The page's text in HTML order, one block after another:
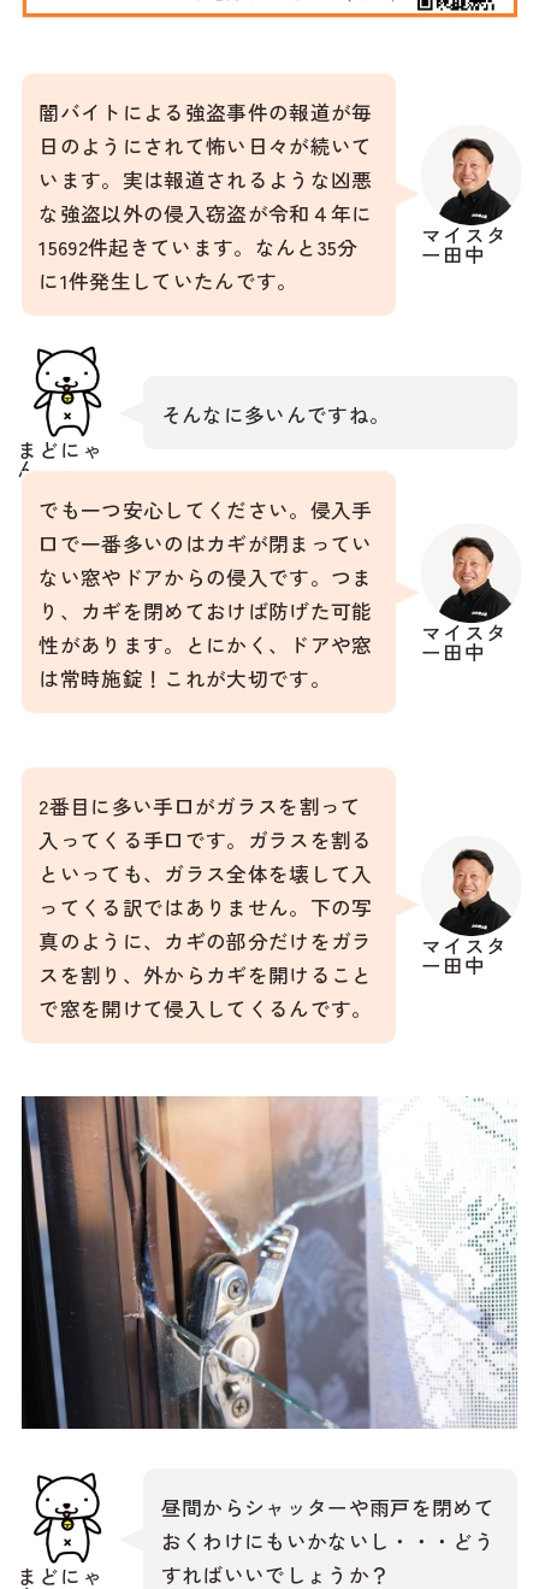
マイスタ
ー田中
闇バイトによる強盗事件の報道が毎
日のようにされて怖い日々が続いて
います。実は報道されるような凶悪
な強盗以外の侵入窃盗が令和４年に
15692件起きています。なんと35分
に1件発生していたんです。
まどにゃ
ん
そんなに多いんですね。
マイスタ
ー田中
でも一つ安心してください。侵入手
口で一番多いのはカギが閉まってい
ない窓やドアからの侵入です。つま
り、カギを閉めておけば防げた可能
性があります。とにかく、ドアや窓
は常時施錠！これが大切です。
マイスタ
ー田中
2番目に多い手口がガラスを割って
入ってくる手口です。ガラスを割る
といっても、ガラス全体を壊して入
ってくる訳ではありません。下の写
真のように、カギの部分だけをガラ
スを割り、外からカギを開けること
で窓を開けて侵入してくるんです。
まどにゃ
昼間からシャッターや雨戸を閉めて
おくわけにもいかないし・・・どう
すればいいでしょうか？